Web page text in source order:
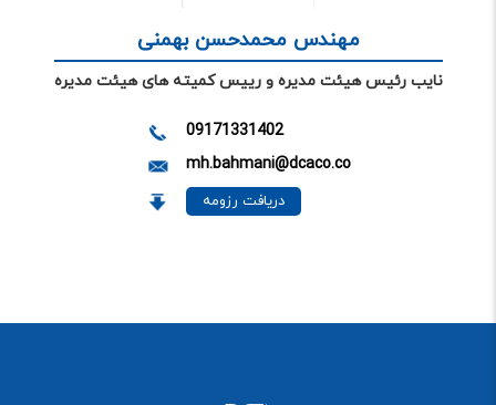
مهندس محمدحسن بهمنی
نایب رئیس هیئت مدیره و رییس کمیته های هیئت مدیره
09171331402
mh.bahmani@dcaco.co
دریافت رزومه